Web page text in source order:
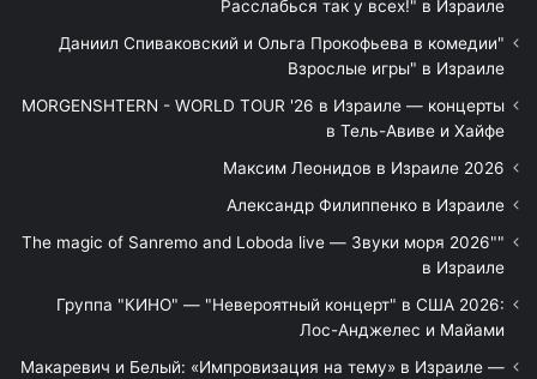
Расслабься так у всех!" в Израиле
"Даниил Спиваковский и Ольга Прокофьева в комедии
Взрослые игры" в Израиле
MORGENSHTERN - WORLD TOUR '26 в Израиле — концерты
в Тель-Авиве и Хайфе
Максим Леонидов в Израиле 2026
Александр Филиппенко в Израиле
"The magic of Sanremo and Loboda live — Звуки моря 2026"
в Израиле
Группа "КИНО" — "Невероятный концерт" в США 2026:
Лос-Анджелес и Майами
Макаревич и Белый: «Импровизация на тему» в Израиле —